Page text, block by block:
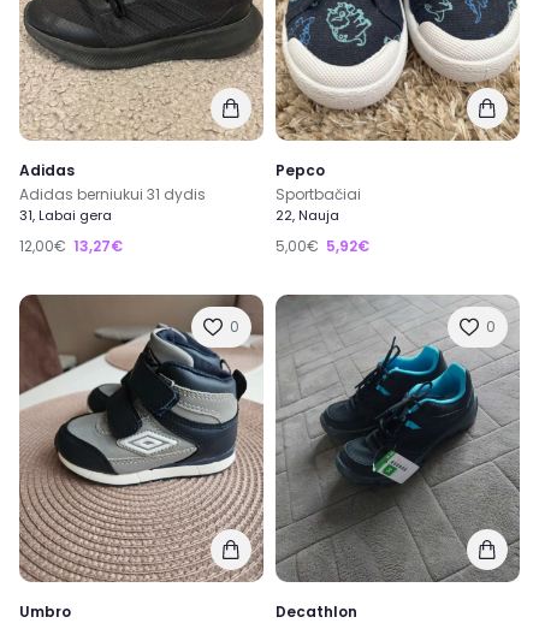
Adidas
Adidas berniukui 31 dydis
31, Labai gera
12,00€ 13,27€
Pepco
Sportbačiai
22, Nauja
5,00€ 5,92€
0
Umbro
0
Decathlon